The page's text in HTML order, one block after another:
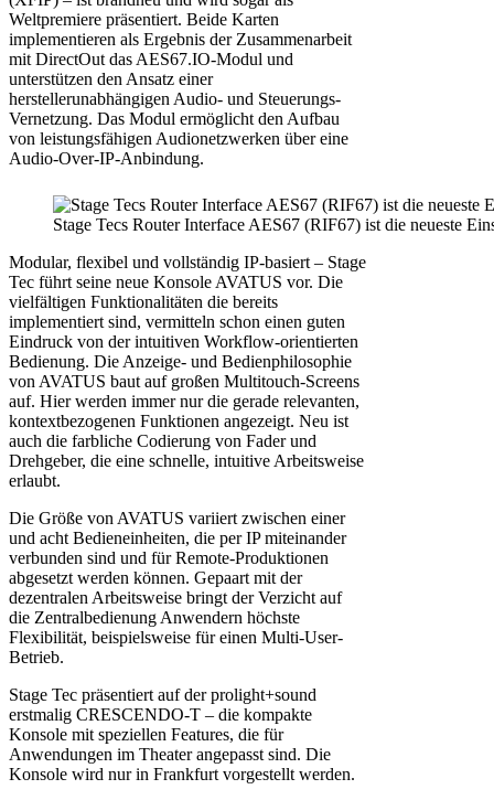
Weltpremiere präsentiert. Beide Karten
implementieren als Ergebnis der Zusammenarbeit
mit DirectOut das AES67.IO-Modul und
unterstützen den Ansatz einer
herstellerunabhängigen Audio- und Steuerungs-
Vernetzung. Das Modul ermöglicht den Aufbau
von leistungsfähigen Audionetzwerken über eine
Audio-Over-IP-Anbindung.
Stage Tecs Router Interface AES67 (RIF67) ist die neueste
Modular, flexibel und vollständig IP-basiert – Stage
Tec führt seine neue Konsole AVATUS vor. Die
vielfältigen Funktionalitäten die bereits
implementiert sind, vermitteln schon einen guten
Eindruck von der intuitiven Workflow-orientierten
Bedienung. Die Anzeige- und Bedienphilosophie
von AVATUS baut auf großen Multitouch-Screens
auf. Hier werden immer nur die gerade relevanten,
kontextbezogenen Funktionen angezeigt. Neu ist
auch die farbliche Codierung von Fader und
Drehgeber, die eine schnelle, intuitive Arbeitsweise
erlaubt.
Die Größe von AVATUS variiert zwischen einer
und acht Bedieneinheiten, die per IP miteinander
verbunden sind und für Remote-Produktionen
abgesetzt werden können. Gepaart mit der
dezentralen Arbeitsweise bringt der Verzicht auf
die Zentralbedienung Anwendern höchste
Flexibilität, beispielsweise für einen Multi-User-
Betrieb.
Stage Tec präsentiert auf der prolight+sound
erstmalig CRESCENDO-T – die kompakte
Konsole mit speziellen Features, die für
Anwendungen im Theater angepasst sind. Die
Konsole wird nur in Frankfurt vorgestellt werden.